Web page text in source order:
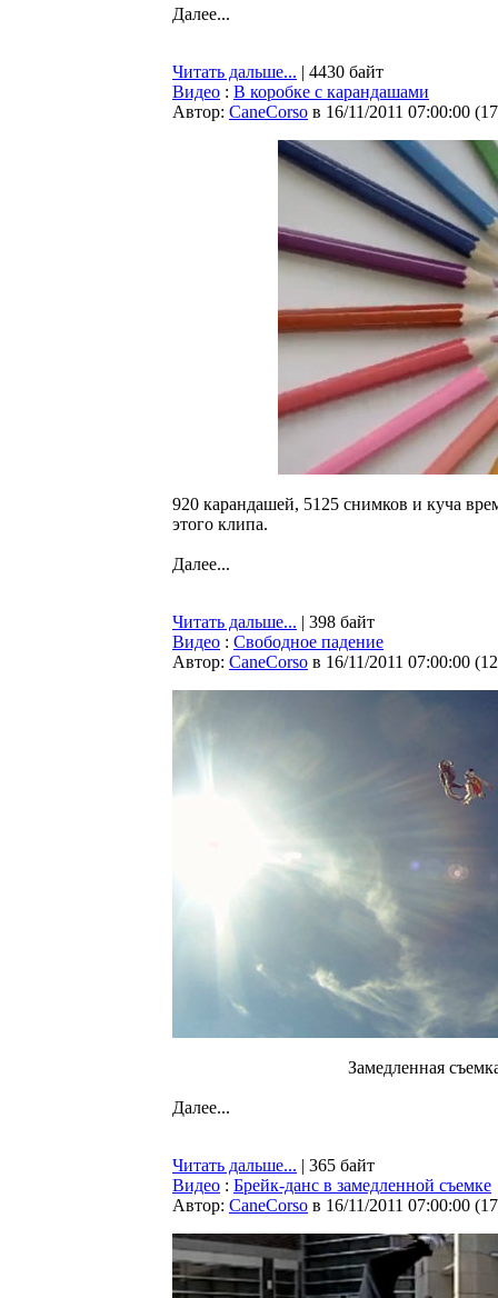
Далее...
Читать дальше... | 4430 байт
Видео : В коробке с карандашами
Автор: CaneCorso в 16/11/2011 07:00:00 (
920 карандашей, 5125 снимков и куча
этого клипа.
Далее...
Читать дальше... | 398 байт
Видео : Свободное падение
Автор: CaneCorso в 16/11/2011 07:00:00 (
Замедленная
Далее...
Читать дальше... | 365 байт
Видео : Брейк-данс в замедленной съемке
Автор: CaneCorso в 16/11/2011 07:00:00 (